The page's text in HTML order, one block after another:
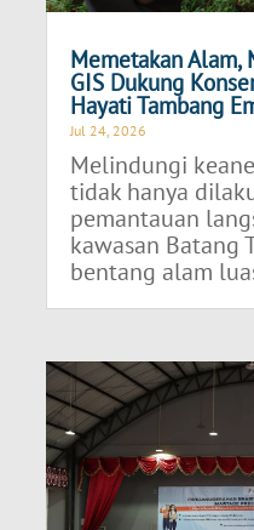
Memetakan Alam,
GIS Dukung
Hayati Tambang
Jul 24, 2026
Melindungi
tidak hanya
pemantauan
kawasan Batang
bentang alam